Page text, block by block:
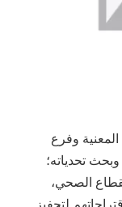
وفرع
تحدياته؛
الصحي،